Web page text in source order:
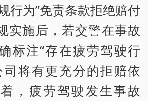
行为”免责条款拒绝赔付
实施后，若交警在事故
标注“存在疲劳驾驶行
司将有更充分的拒赔依
，疲劳驾驶发生事故